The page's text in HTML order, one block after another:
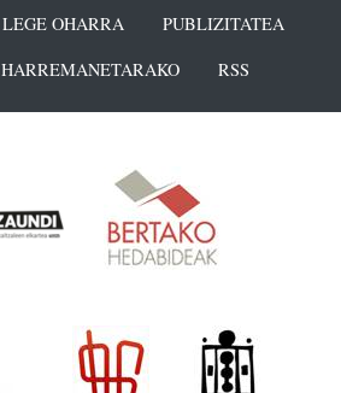
LEGE OHARRA
PUBLIZITATEA
HARREMANETARAKO RSS